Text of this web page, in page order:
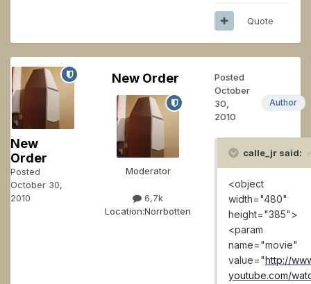
Quote
New
Order
Posted
October 30,
2010
New Order
Moderator
6,7k
Location:Norrbotten
Author
Posted
October
30,
2010
calle_jr said:
<object
width="480"
height="385">
<param
name="movie"
value="http://
youtube.com/